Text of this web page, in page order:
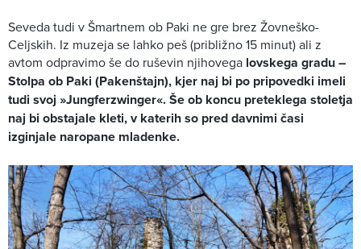
Seveda tudi v Šmartnem ob Paki ne gre brez Žovneško-
Celjskih. Iz muzeja se lahko peš (približno 15 minut) ali z
avtom odpravimo še do ruševin njihovega lovskega gradu –
Stolpa ob Paki (Pakenštajn), kjer naj bi po pripovedki imeli
tudi svoj »Jungferzwinger«. Še ob koncu preteklega stoletja
naj bi obstajale kleti, v katerih so pred davnimi časi
izginjale naropane mladenke.